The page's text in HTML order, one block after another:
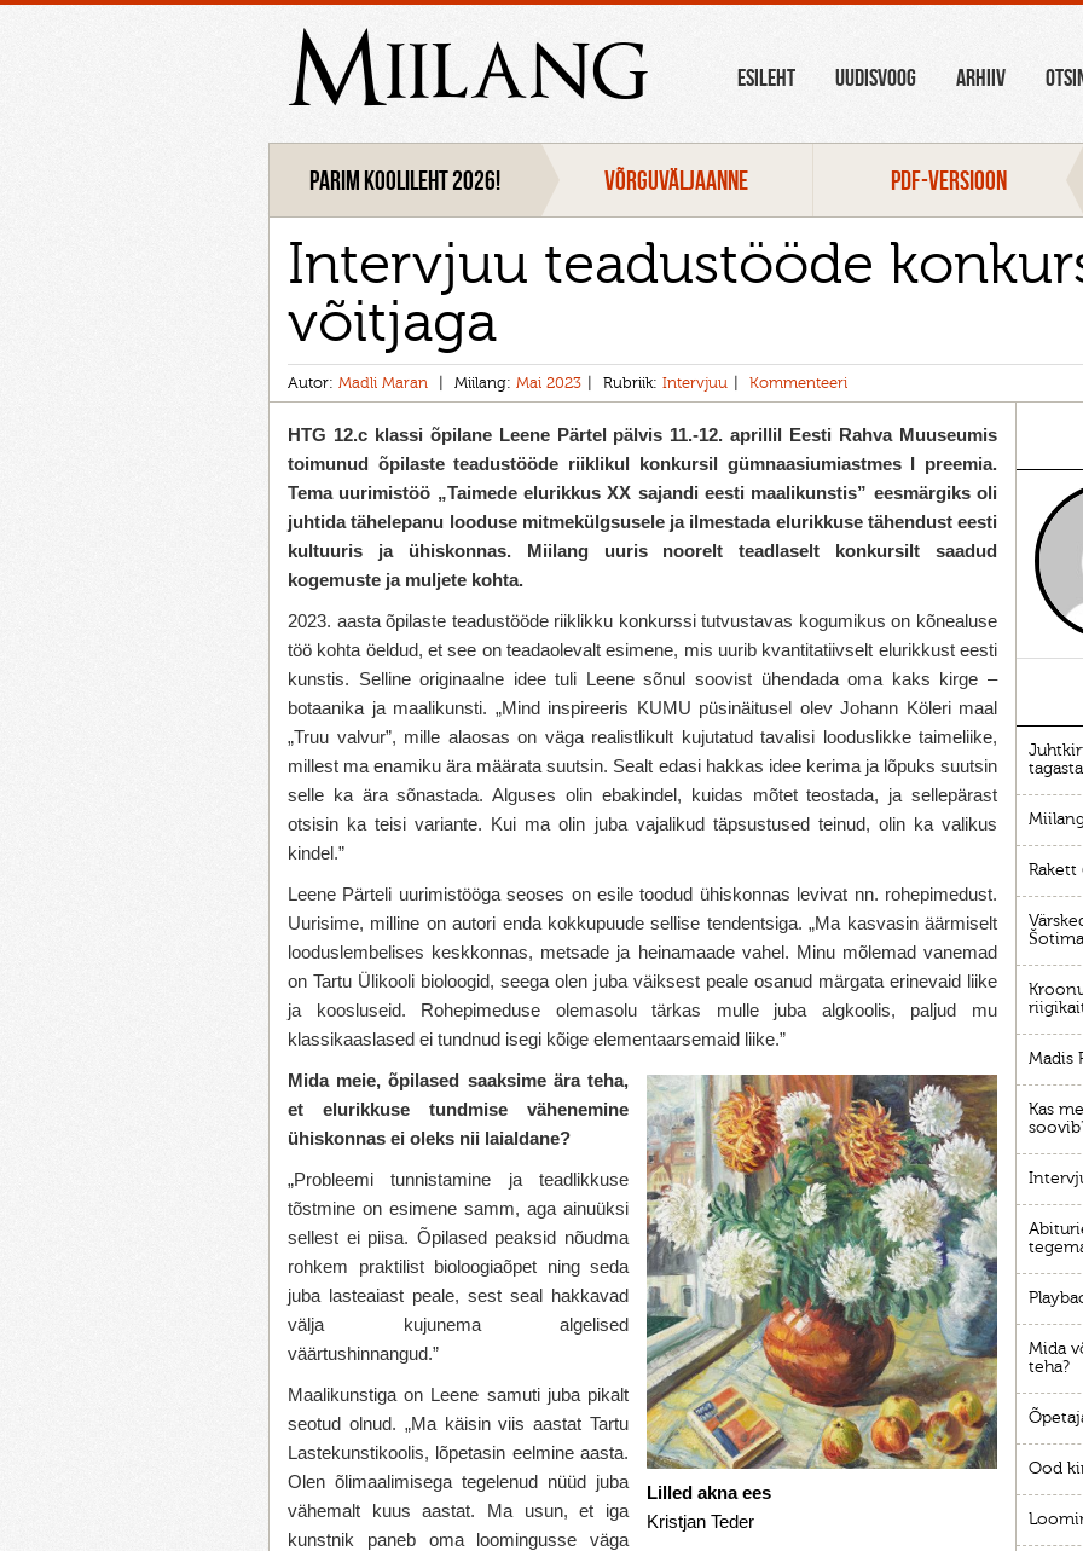
Miilang ESILEHT UUDISVOOG ARHIIV
Parim koolileht 2026! VÕRGUVÄLJAANNE PDF-VERSIOON
Intervjuu teadustööde
võitjaga
Autor: Madli Maran Miilang: Mai 2023 Rubriik: Intervjuu Kommenteeri
HTG 12.c klassi õpilane Leene Pärtel pälvis 11.-12. aprillil Eesti Rahva Muuseumis
toimunud õpilaste teadustööde riiklikul konkursil gümnaasiumiastmes I preemia.
Tema uurimistöö „Taimede elurikkus XX sajandi eesti maalikunstis” eesmärgiks oli
juhtida tähelepanu looduse mitmekülgsusele ja ilmestada elurikkuse tähendust eesti
kultuuris ja ühiskonnas. Miilang uuris noorelt teadlaselt konkursilt saadud
kogemuste ja muljete kohta.
2023. aasta õpilaste teadustööde riiklikku konkurssi tutvustavas kogumikus on kõnealuse
töö kohta öeldud, et see on teadaolevalt esimene, mis uurib kvantitatiivselt elurikkust eesti
kunstis. Selline originaalne idee tuli Leene sõnul soovist ühendada oma kaks kirge –
botaanika ja maalikunsti. „Mind inspireeris KUMU püsinäitusel olev Johann Köleri maal
„Truu valvur”, mille alaosas on väga realistlikult kujutatud tavalisi looduslikke taimeliike,
millest ma enamiku ära määrata suutsin. Sealt edasi hakkas idee kerima ja lõpuks suutsin
selle ka ära sõnastada. Alguses olin ebakindel, kuidas mõtet teostada, ja sellepärast
otsisin ka teisi variante. Kui ma olin juba vajalikud täpsustused teinud, olin ka valikus
kindel.”
Leene Pärteli uurimistööga seoses on esile toodud ühiskonnas levivat nn. rohepimedust.
Uurisime, milline on autori enda kokkupuude sellise tendentsiga. „Ma kasvasin äärmiselt
looduslembelises keskkonnas, metsade ja heinamaade vahel. Minu mõlemad vanemad
on Tartu Ülikooli bioloogid, seega olen juba väiksest peale osanud märgata erinevaid liike
ja koosluseid. Rohepimeduse olemasolu tärkas mulle juba algkoolis, paljud mu
klassikaaslased ei tundnud isegi kõige elementaarsemaid liike.”
Lilled akna ees
Kristjan Teder
Mida meie, õpilased saaksime ära teha,
et elurikkuse tundmise vähenemine
ühiskonnas ei oleks nii laialdane?
„Probleemi tunnistamine ja teadlikkuse
tõstmine on esimene samm, aga ainuüksi
sellest ei piisa. Õpilased peaksid nõudma
rohkem praktilist bioloogiaõpet ning seda
juba lasteaiast peale, sest seal hakkavad
välja kujunema algelised
väärtushinnangud.”
Maalikunstiga on Leene samuti juba pikalt
seotud olnud. „Ma käisin viis aastat Tartu
Lastekunstikoolis, lõpetasin eelmine aasta.
Olen õlimaalimisega tegelenud nüüd juba
vähemalt kuus aastat. Ma usun, et iga
kunstnik paneb oma loomingusse väga
Madis
Kas
Mida
teha?
Ood